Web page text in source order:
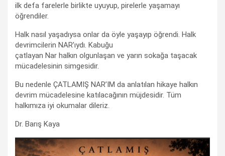
ilk defa farelerle birlikte uyuyup, pirelerle yaşamayı
öğrendiler.
Halk nasıl yaşadıysa onlar da öyle yaşayıp öğrendi. Halk
devrimcilerin NAR’ıydı. Kabuğu
çatlayan Nar halkın olgunlaşan ve yarın sokağa taşacak
mücadelesinin simgesidir.
Bu nedenle ÇATLAMIŞ NAR’IM da anlatılan hikaye halkın
devrim mücadelesine katılacağının müjdesidir. Tüm
halkımıza iyi okumalar dileriz.
Dr. Barış Kaya